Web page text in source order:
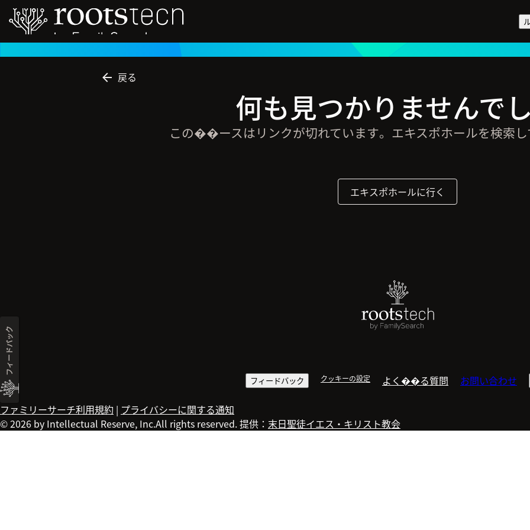
戻る
何も見つかりませんで
この��ースはリンクが切れています。エキスポホールを検索
エキスポホールに行く
フィードバック クッキーの設定 よく��る質問 お問い合わせ
ファミリーサーチ利用規約 | プライバシーに関する通知
© 2026 by Intellectual Reserve, Inc.All rights reserved. 提供： 末日聖徒イエス・キリスト教会
フィードバック